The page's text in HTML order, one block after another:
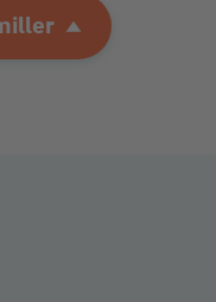
Markmiller